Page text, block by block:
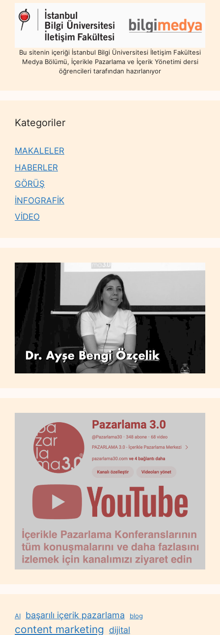
Bu sitenin içeriği İstanbul Bilgi Üniversitesi İletişim Fakültesi
Medya Bölümü, İçerikle Pazarlama ve İçerik Yönetimi dersi
öğrencileri tarafından hazırlanıyor
Kategoriler
MAKALELER
HABERLER
GÖRÜŞ
İNFOGRAFİK
VİDEO
AI başarılı içerik pazarlama blog
content marketing dijital